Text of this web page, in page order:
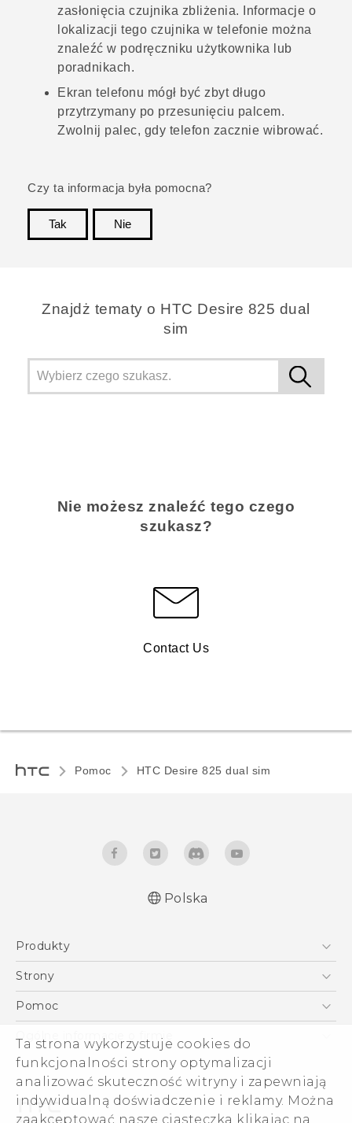
Ta strona wykorzystuje cookies do
funkcjonalności strony optymalizacji
analizować skuteczność witryny i zapewniają
indywidualną doświadczenie i reklamy. Można
zaakceptować nasze ciasteczka klikając na
zasłonięcia czujnika zbliżenia. Informacje o
lokalizacji tego czujnika w telefonie można
znaleźć w podręczniku użytkownika lub
poradnikach.
Ekran telefonu mógł być zbyt długo
przytrzymany po przesunięciu palcem.
Zwolnij palec, gdy telefon zacznie wibrować.
Czy ta informacja była pomocna?
Tak
Nie
Znajdż tematy o HTC Desire 825 dual
sim
Nie możesz znaleźć tego czego
szukasz?
Contact Us
Pomoc HTC Desire 825 dual sim‎
Polish - Wytyczne dotyczące bezpieczeństwa i
English - User manual
English - Safety and regulatory guide
Polska
Produkty
Smartfony
VIVE
Akcesoria
Strony
HTC Vive
Pomoc
Pomoc E-commerce
Ogólne informacje o firmie
ESG
Informacje o firmie
Dla inwestorów (angielski)